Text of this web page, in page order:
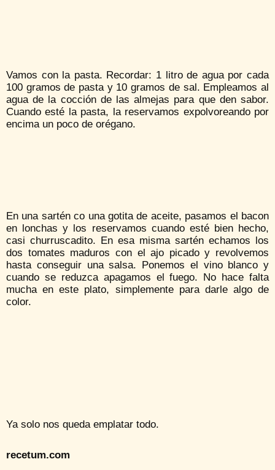
Vamos con la pasta. Recordar: 1 litro de agua por cada
100 gramos de pasta y 10 gramos de sal. Empleamos al
agua de la cocción de las almejas para que den sabor.
Cuando esté la pasta, la reservamos expolvoreando por
encima un poco de orégano.
En una sartén co una gotita de aceite, pasamos el bacon
en lonchas y los reservamos cuando esté bien hecho,
casi churruscadito. En esa misma sartén echamos los
dos tomates maduros con el ajo picado y revolvemos
hasta conseguir una salsa. Ponemos el vino blanco y
cuando se reduzca apagamos el fuego. No hace falta
mucha en este plato, simplemente para darle algo de
color.
Ya solo nos queda emplatar todo.
recetum.com